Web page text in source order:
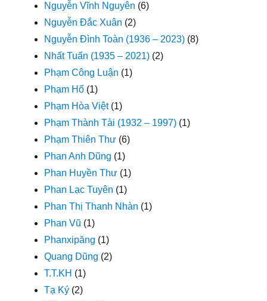
Nguyễn Vĩnh Nguyên (6)
Nguyễn Đắc Xuân (2)
Nguyễn Đình Toàn (1936 – 2023) (8)
Nhất Tuấn (1935 – 2021) (2)
Phạm Công Luận (1)
Phạm Hổ (1)
Phạm Hòa Việt(1)
Phạm Thành Tài (1932 – 1997) (1)
Phạm Thiên Thư (6)
Phan Anh Dũng (1)
Phan Huyền Thư (1)
Phan Lạc Tuyên (1)
Phan Thị Thanh Nhàn (1)
Phan Vũ (1)
Phanxipăng (1)
Quang Dũng (2)
T.T.KH (1)
Tạ Ký (2)